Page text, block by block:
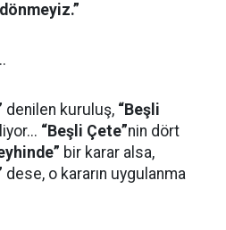
denilen kuruluş, “Beşli
“Beşli Çete”nin dört
bir karar alsa,
dese, o kararın uygulanma